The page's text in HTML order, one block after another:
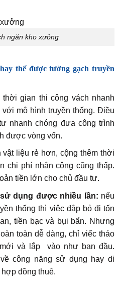
ngăn kho xưởng
thế được tường gạch truyền
thời gian thi công vách nhanh
mô hình truyền thống. Điều
nhanh chóng đưa công trình
được vòng vốn.
vật liệu rẻ hơn, cộng thêm thời
chi phí nhân công cũng thấp.
tiền lớn cho chủ đầu tư.
dụng được nhiều lần: nếu
thống thì việc đập bỏ đi tốn
tiền bạc và bụi bẩn. Nhưng
toàn dễ dàng, chỉ viếc tháo
và lắp vào như ban đầu.
công năng sử dụng hay di
đồng thuê.